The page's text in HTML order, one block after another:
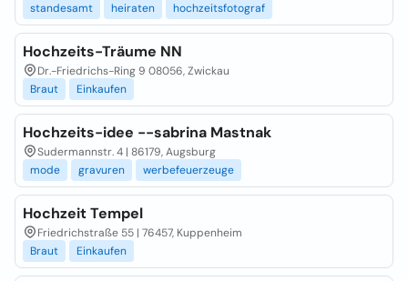
standesamt
heiraten hochzeitsfotograf
Hochzeits-Träume NN
Dr.-Friedrichs-Ring 9 08056, Zwickau
Braut
Einkaufen
Hochzeits-idee --sabrina Mastnak
Sudermannstr. 4 | 86179, Augsburg
mode
gravuren werbefeuerzeuge
Hochzeit Tempel
Friedrichstraße 55 | 76457, Kuppenheim
Braut
Einkaufen